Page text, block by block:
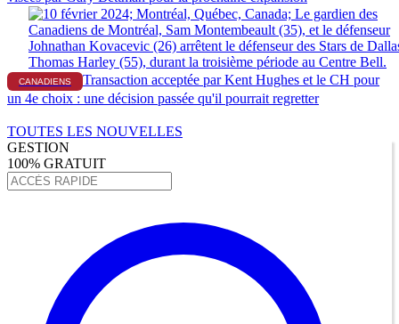
CANADIENS
Transaction acceptée par Kent Hughes et le CH pour
un 4e choix : une décision passée qu'il pourrait regretter
TOUTES LES NOUVELLES
GESTION
100% GRATUIT